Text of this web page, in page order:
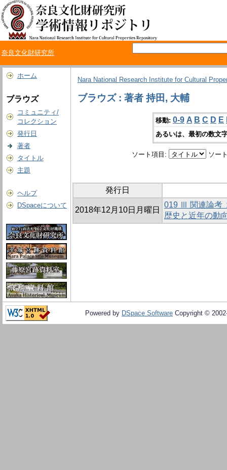
奈良文化財研究所
ホーム
ブラウズ
コミュニティ/
コレクション
発行日
著者
タイトル
主題
ヘルプ
DSpaceについて
Nara National Research Institute for Cultural
ブラウズ : 著者 持田, 大輔
移動: 0-9 A B C D E
あるいは、最初の数文
ソート項目: ソー
発行日
2018年12月10日月曜日
019 Ⅲ 関連論考
歴史と近年の動
Powered by DSpace Software Copyright ©